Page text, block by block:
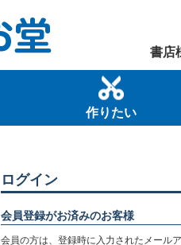
書店
作りたい
ログイン
会員登録がお済みのお客様
会員の方は、登録時に入力されたメール